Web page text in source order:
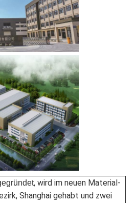
, wird im neuen Material-
Shanghai gehabt und zwei